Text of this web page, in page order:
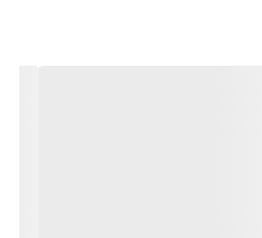
است و بر خلاف نمونه های دیگر